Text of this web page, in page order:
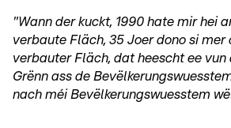
"Wann der kuckt, 1990 hate mir hei
verbaute Fläch, 35 Joer dono si mer
verbauter Fläch, dat heescht ee vun
Grënn ass de
nach méi Bevëlkerungswuesstem